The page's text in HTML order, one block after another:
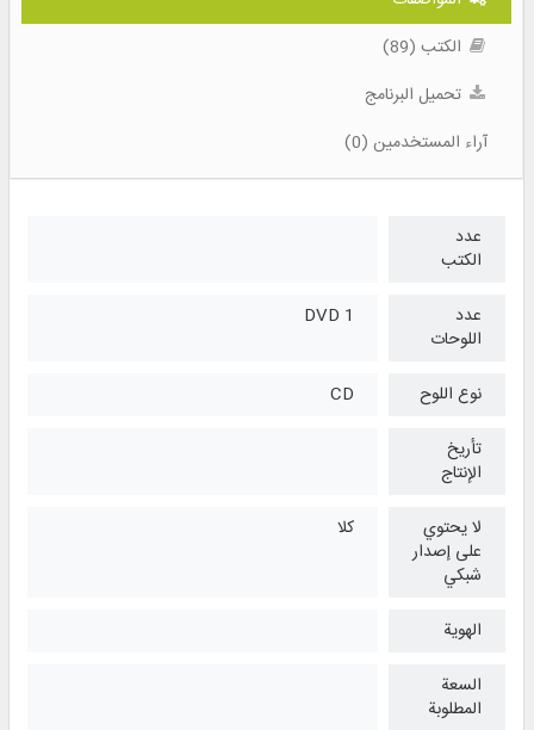
الكتب (89)
تحميل البرنامج
آراء المستخدمين (0)
عدد
الكتب
عدد
اللوحات
1 DVD
نوع اللوح
CD
تأريخ
الإنتاج
لا يحتوي
على إصدار
شبكي
كلا
الهوية
السعة
المطلوبة